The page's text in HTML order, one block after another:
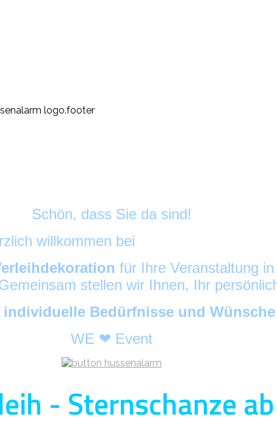
Schön, dass Sie da sind!
willkommen bei
für Ihre Veranstaltung
stellen wir Ihnen, Ihr
individuelle Bedürfnisse und Wünsche
WE ❤ Event
- Sternschanze